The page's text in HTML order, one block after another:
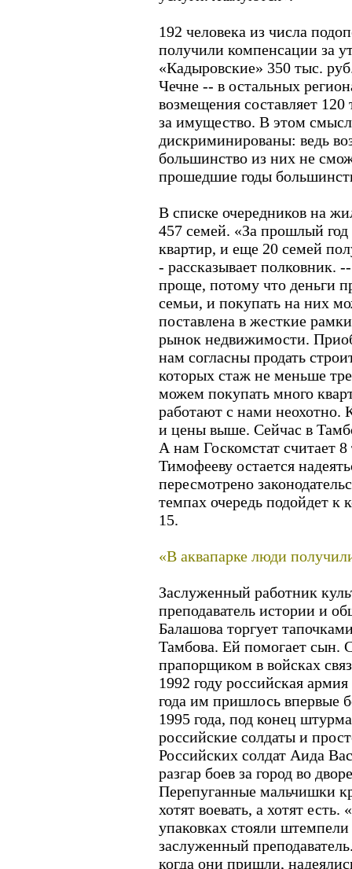
192 человека из числа
получили компенсации за
«Кадыровские» 350 тыс.
Чечне -- в остальных
возмещения составляет
за имущество. В этом
дискриминированы: ведь
большинство из них не
прошедшие годы
В списке очередников на
457 семей. «За прошлый
квартир, и еще 20 семей
- рассказывает полковник.
проще, потому что деньги
семьи, и покупать на них
поставлена в жесткие
рынок недвижимости.
нам согласны продать
которых стаж не меньше
можем покупать много
работают с нами неохотно.
и цены выше. Сейчас в
А нам Госкомстат считает
Тимофееву остается
пересмотрено
темпах очередь подойдет к
15.
«В аквапарке люди
Заслуженный работник
преподаватель истории и
Балашова торгует
Тамбова. Ей помогает сын.
прапорщиком в войсках
1992 году российская
года им пришлось впервые
1995 года, под конец
российские солдаты и
Российских солдат Аида
разгар боев за город во
Перепуганные мальчишки
хотят воевать, а хотят
упаковках стояли
заслуженный
когда они пришли,